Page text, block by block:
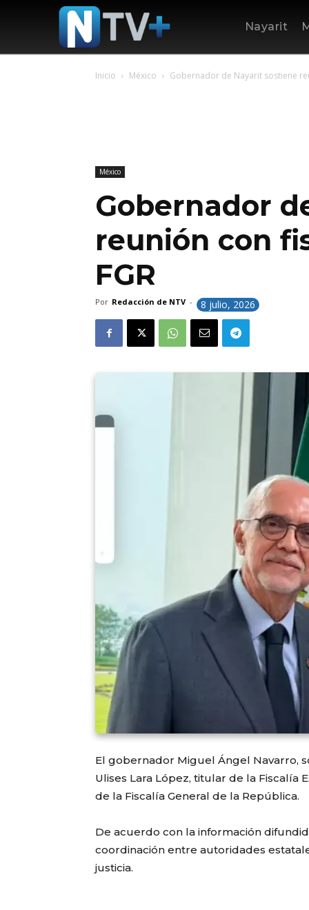
Nayarit
Inicio México Gobernador de Nayarit sostiene
México
Gobernador
reunión con
FGR
Por Redacción de NTV - 8 julio, 2026
El gobernador Miguel Ángel Navarro,
Ulises Lara López, titular de la Fiscalía
de la Fiscalía General de la República.
De acuerdo con la información
coordinación entre autoridades
justicia.